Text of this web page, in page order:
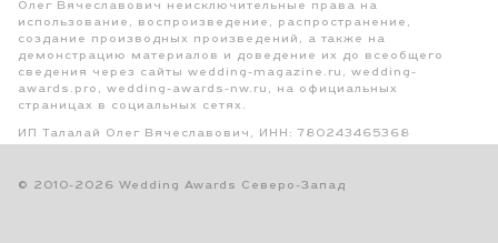
Олег Вячеславович неисключительные права на
использование, воспроизведение, распространение,
создание производных произведений, а также на
демонстрацию материалов и доведение их до всеобщего
сведения через сайты wedding-magazine.ru, wedding-
awards.pro, wedding-awards-nw.ru, на официальных
страницах в социальных сетях.
ИП Талалай Олег Вячеславович, ИНН: 780243465368
© 2010-2026 Wedding Awards Северо-Запад